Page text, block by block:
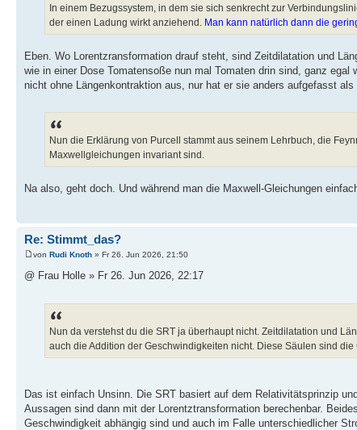
In einem Bezugssystem, in dem sie sich senkrecht zur
der einen Ladung wirkt anziehend. Man kann natürlich dann die
Eben. Wo Lorentzransformation drauf steht, sind Zeitdilatation und
wie in einer Dose Tomatensoße nun mal Tomaten drin sind, ganz
nicht ohne Längenkontraktion aus, nur hat er sie anders aufgefasst als
Nun die Erklärung von Purcell stammt aus seinem Lehrbuch, die
Maxwellgleichungen invariant sind.
Na also, geht doch. Und während man die Maxwell-Gleichungen
Re: Stimmt_das?
von Rudi Knoth » Fr 26. Jun 2026, 21:50
@ Frau Holle » Fr 26. Jun 2026, 22:17
Nun da verstehst du die SRT ja überhaupt nicht. Zeitdilatation und
auch die Addition der Geschwindigkeiten nicht. Diese Säulen sind
Das ist einfach Unsinn. Die SRT basiert auf dem Relativitätsprinzip
Aussagen sind dann mit der Lorentztransformation berechenbar.
Geschwindigkeit abhängig sind und auch im Falle unterschiedlicher